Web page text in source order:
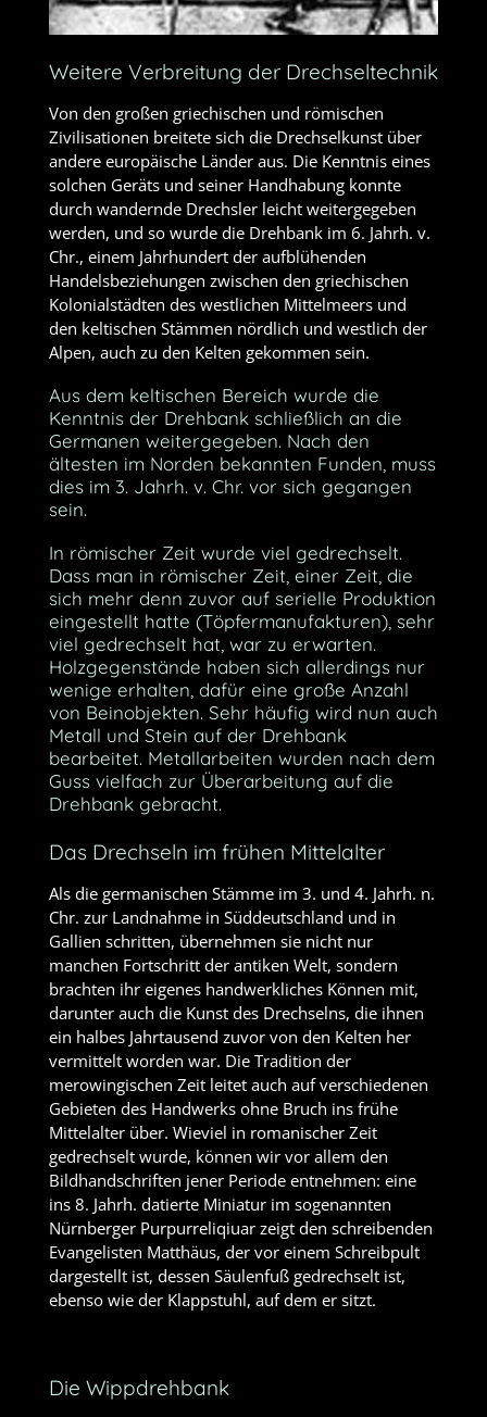
Weitere Verbreitung der Drechseltechnik
Von den großen griechischen und römischen
Zivilisationen breitete sich die Drechselkunst über
andere europäische Länder aus. Die Kenntnis eines
solchen Geräts und seiner Handhabung konnte
durch wandernde Drechsler leicht weitergegeben
werden, und so wurde die Drehbank im 6. Jahrh. v.
Chr., einem Jahrhundert der aufblühenden
Handelsbeziehungen zwischen den griechischen
Kolonialstädten des westlichen Mittelmeers und
den keltischen Stämmen nördlich und westlich der
Alpen, auch zu den Kelten gekommen sein.
Aus dem keltischen Bereich wurde die
Kenntnis der Drehbank schließlich an die
Germanen weitergegeben. Nach den
ältesten im Norden bekannten Funden, muss
dies im 3. Jahrh. v. Chr. vor sich gegangen
sein.
In römischer Zeit wurde viel gedrechselt.
Dass man in römischer Zeit, einer Zeit, die
sich mehr denn zuvor auf serielle Produktion
eingestellt hatte (Töpfermanufakturen), sehr
viel gedrechselt hat, war zu erwarten.
Holzgegenstände haben sich allerdings nur
wenige erhalten, dafür eine große Anzahl
von Beinobjekten. Sehr häufig wird nun auch
Metall und Stein auf der Drehbank
bearbeitet. Metallarbeiten wurden nach dem
Guss vielfach zur Überarbeitung auf die
Drehbank gebracht.
Das Drechseln im frühen Mittelalter
Als die germanischen Stämme im 3. und 4. Jahrh. n.
Chr. zur Landnahme in Süddeutschland und in
Gallien schritten, übernehmen sie nicht nur
manchen Fortschritt der antiken Welt, sondern
brachten ihr eigenes handwerkliches Können mit,
darunter auch die Kunst des Drechselns, die ihnen
ein halbes Jahrtausend zuvor von den Kelten her
vermittelt worden war. Die Tradition der
merowingischen Zeit leitet auch auf verschiedenen
Gebieten des Handwerks ohne Bruch ins frühe
Mittelalter über. Wieviel in romanischer Zeit
gedrechselt wurde, können wir vor allem den
Bildhandschriften jener Periode entnehmen: eine
ins 8. Jahrh. datierte Miniatur im sogenannten
Nürnberger Purpurreliqiuar zeigt den schreibenden
Evangelisten Matthäus, der vor einem Schreibpult
dargestellt ist, dessen Säulenfuß gedrechselt ist,
ebenso wie der Klappstuhl, auf dem er sitzt.
Die Wippdrehbank